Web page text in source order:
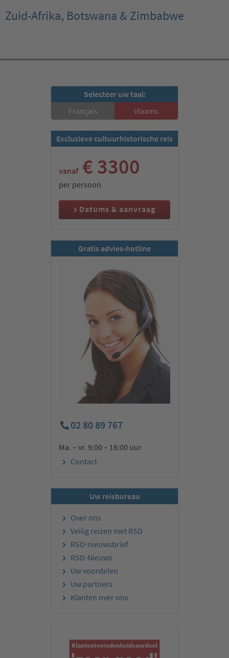
Zuid-Afrika, Botswana & Zimbabwe
Selecteer uw taal:
Français
Vlaams
Exclusieve cultuurhistorische reis
vanaf€ 3300
per persoon
Datums & aanvraag
Gratis advies-hotline
02 80 89 767
Ma. – vr. 9:00 – 18:00 uur
Contact
Uw reisbureau
Over ons
Veilig reizen met RSD
RSD-nieuwsbrief
RSD-Nieuws
Uw voordelen
Uw partners
Klanten over ons